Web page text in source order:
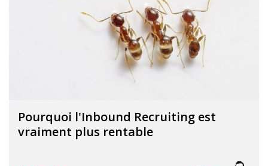
Pourquoi l'Inbound Recruiting est
vraiment plus rentable